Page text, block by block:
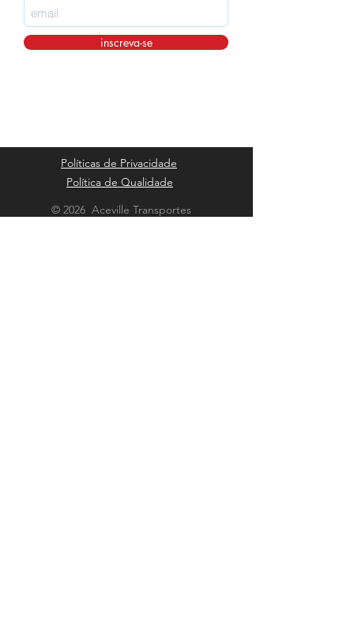
inscreva-se
Políticas de Privacidade
Política de Qualidade
© 2026 Aceville Transportes